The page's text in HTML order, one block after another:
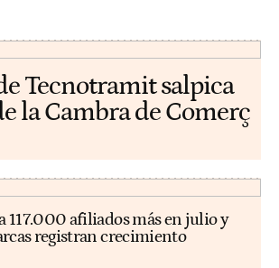
Tecnotramit salpica
la Cambra de Comerç
117.000 afiliados más en julio y
registran crecimiento